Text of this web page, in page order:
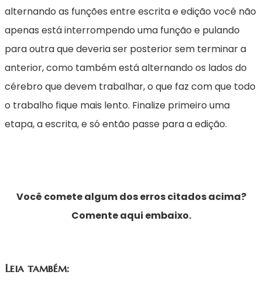
alternando as funções entre escrita e edição você não
apenas está interrompendo uma função e pulando
para outra que deveria ser posterior sem terminar a
anterior, como também está alternando os lados do
cérebro que devem trabalhar, o que faz com que todo
o trabalho fique mais lento. Finalize primeiro uma
etapa, a escrita, e só então passe para a edição.
Você comete algum dos erros citados acima?
Comente aqui embaixo.
Leia também: